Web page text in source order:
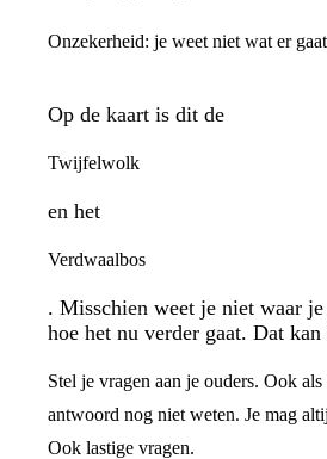
Onzekerheid: je weet niet wat er
Op de kaart is dit de
Twijfelwolk
en het
Verdwaalbos
. Misschien weet je niet waar
hoe het nu verder gaat. Dat
Stel je vragen aan je ouders. Ook
antwoord nog niet weten. Je mag
Ook lastige vragen.